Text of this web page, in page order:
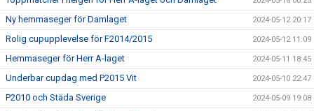
Ny hemmaseger för Damlaget 2024-05-12 20:17
Rolig cupupplevelse för F2014/2015 2024-05-12 11:09
Hemmaseger för Herr A-laget 2024-05-11 18:45
Underbar cupdag med P2015 Vit 2024-05-10 22:47
P2010 och Städa Sverige 2024-05-09 19:08